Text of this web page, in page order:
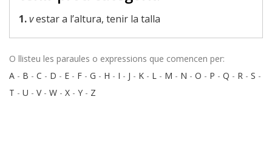
1.vestar a l’altura, tenir la talla
O llisteu les paraules o expressions que comencen per:
A - B - C - D - E - F - G - H - I - J - K - L - M - N - O - P - Q - R - S -
T - U - V- W - X - Y - Z